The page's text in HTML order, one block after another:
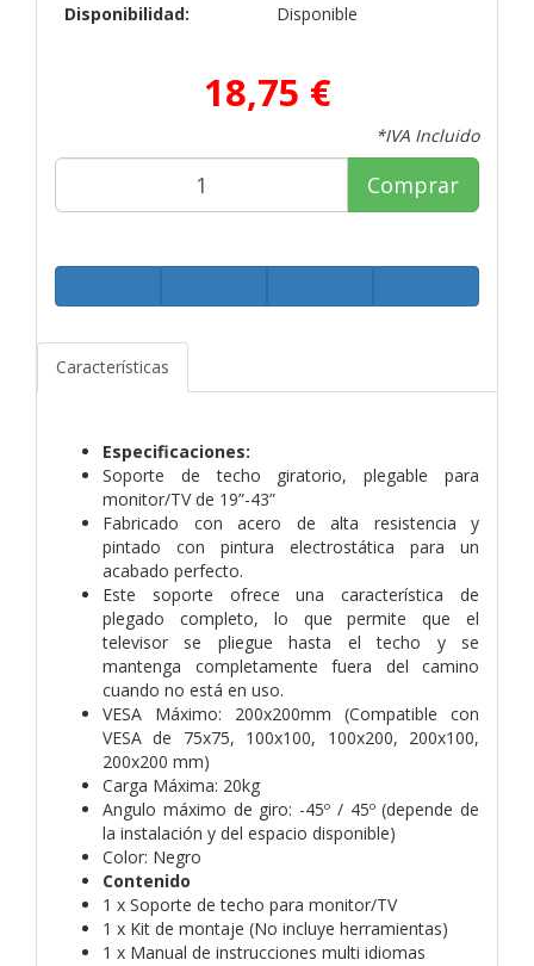
Disponibilidad:
Disponible
18,75 €
*IVA Incluido
Comprar
Características
Especificaciones:
Soporte de techo giratorio, plegable para
monitor/TV de 19”-43”
Fabricado con acero de alta resistencia y
pintado con pintura electrostática para un
acabado perfecto.
Este soporte ofrece una característica de
plegado completo, lo que permite que el
televisor se pliegue hasta el techo y se
mantenga completamente fuera del camino
cuando no está en uso.
VESA Máximo: 200x200mm (Compatible con
VESA de 75x75, 100x100, 100x200, 200x100,
200x200 mm)
Carga Máxima: 20kg
Angulo máximo de giro: -45º / 45º (depende de
la instalación y del espacio disponible)
Color: Negro
Contenido
1 x Soporte de techo para monitor/TV
1 x Kit de montaje (No incluye herramientas)
1 x Manual de instrucciones multi idiomas